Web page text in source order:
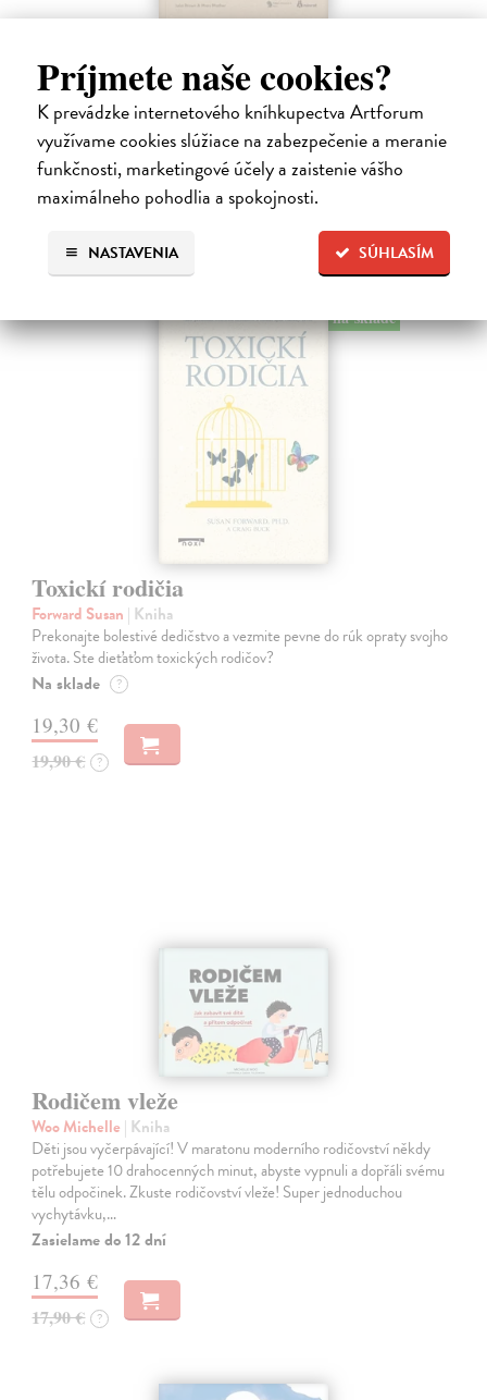
Príjmete naše cookies?
K prevádzke internetového kníhkupectva Artforum
využívame cookies slúžiace na zabezpečenie a meranie
funkčnosti, marketingové účely a zaistenie vášho
maximálneho pohodlia a spokojnosti.
SÚHLASÍM
NASTAVENIA
Brown Julia, Mather Mary | Kniha
Jedna z mála kníh o poruchách fetálneho alkoholového spektra v
slovenskom jazyku. Kniha nielen jasne a zrozumiteľne popisuje
problematiku FASD, ale ponúka aj konkrétne rady pri výchove detí s
touto diagnózou.…
Na sklade ?
na sklade
Toxickí rodičia
Forward Susan | Kniha
Prekonajte bolestivé dedičstvo a vezmite pevne do rúk opraty svojho
života. Ste dieťaťom toxických rodičov?
Na sklade ?
19,30 €
19,90 € ?
Rodičem vleže
Woo Michelle | Kniha
Děti jsou vyčerpávající! V maratonu moderního rodičovství někdy
potřebujete 10 drahocenných minut, abyste vypnuli a dopřáli svému
tělu odpočinek. Zkuste rodičovství vleže! Super jednoduchou
vychytávku,…
Zasielame do 12 dní
17,36 €
17,90 € ?